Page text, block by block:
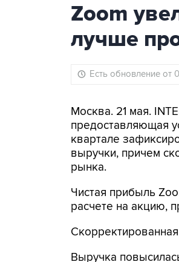
Zoom
лучше
Есть обновление от
Москва. 21 мая.
предоставляющая
квартале
выручки, причем
рынка.
Чистая прибыль
расчете на акцию,
Выручка